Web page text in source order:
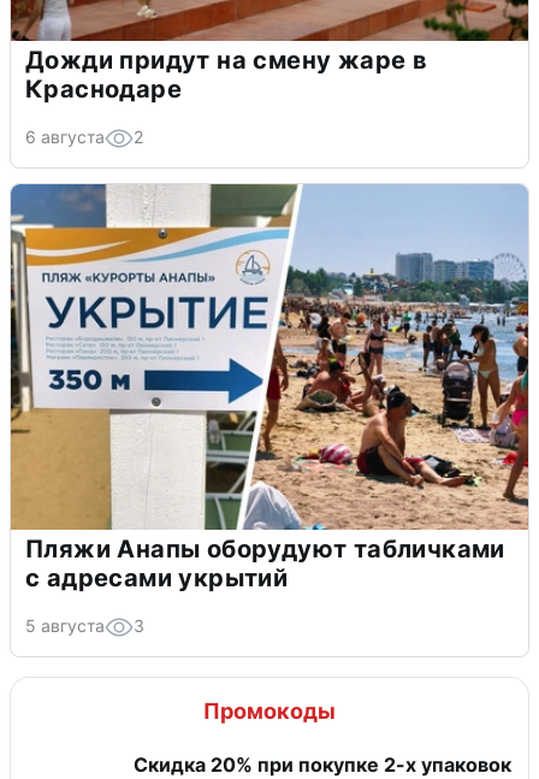
Дожди придут на смену жаре в
Краснодаре
6 августа 2
Пляжи Анапы оборудуют табличками
с адресами укрытий
5 августа 3
Промокоды
Скидка 20% при покупке 2-х упаковок